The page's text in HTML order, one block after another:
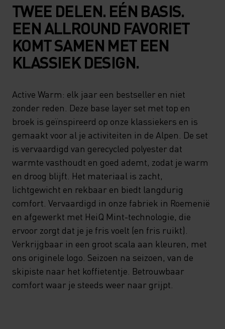
TWEE DELEN. EÉN BASIS.
EEN ALLROUND FAVORIET
KOMT SAMEN MET EEN
KLASSIEK DESIGN.
Active Warm: elk jaar een bestseller en niet
zonder reden. Deze base layer set met top en
broek is geïnspireerd op onze klassiekers en is
gemaakt voor al je activiteiten in de Alpen. De set
is vervaardigd van gerecycled polyester dat
warmte vasthoudt en goed ademt, zodat je warm
en droog blijft. Het materiaal is zacht,
lichtgewicht en rekbaar en biedt langdurig
comfort. Vervaardigd in onze fabriek in Roemenië
en afgewerkt met HeiQ Mint-technologie, die
ervoor zorgt dat je je fris voelt (en fris ruikt).
Verkrijgbaar in een groot scala aan kleuren, met
ons originele logo. Seizoen na seizoen, van de
skipiste naar het koffietentje. Betrouwbaar
comfort waar je steeds weer naar grijpt.